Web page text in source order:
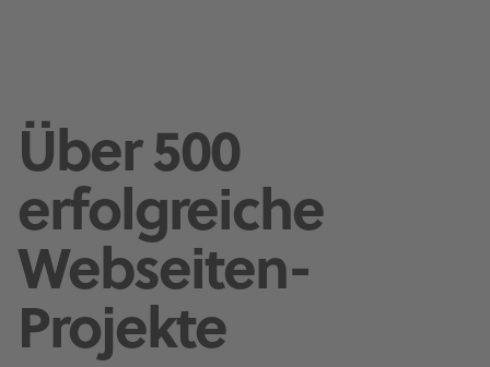
Über 500
erfolgreiche
Webseiten-
Projekte